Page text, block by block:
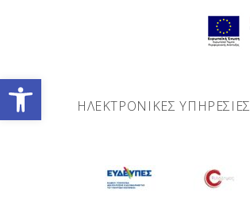
Ανοίξτε τη γραμμή εργαλείων
ΗΛΕΚΤΡΟΝΙΚΈΣ ΥΠΗΡΕΣΊΕΣ